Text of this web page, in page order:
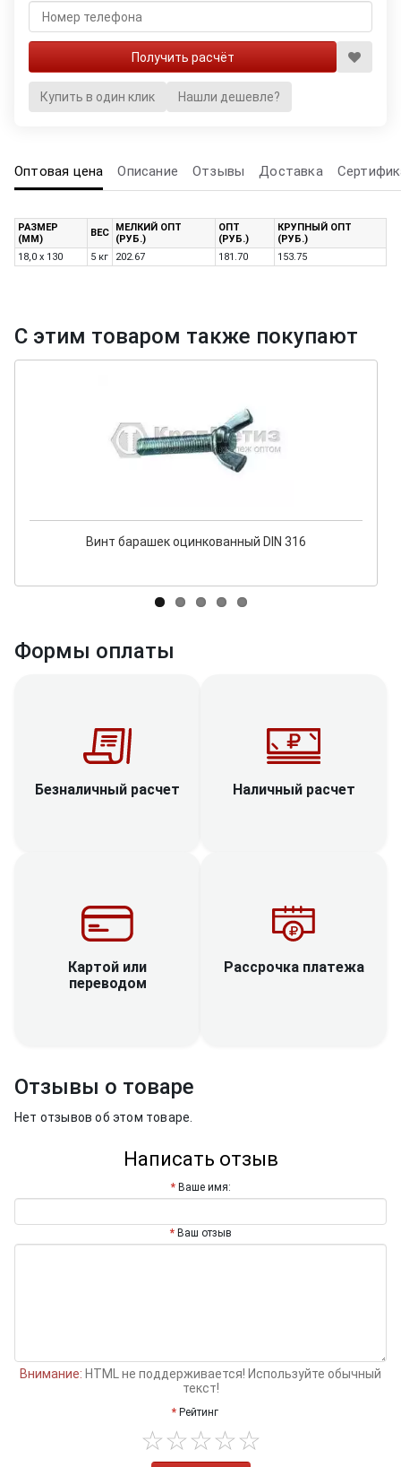
Купить в один клик Нашли дешевле?
Оптовая цена Описание Отзывы Доставка
РАЗМЕР
(ММ)
ВЕС
МЕЛКИЙ ОПТ
(РУБ.)
ОПТ
(РУБ.)
КРУПНЫЙ ОПТ
(РУБ.)
18,0 х 130
5 кг 202.67 181.70 153.75
С этим товаром также покупают
Винт барашек оцинкованный DIN 316
Формы оплаты
Безналичный расчет Наличный расчет
Картой или
переводом
Рассрочка платежа
Отзывы о товаре
Нет отзывов об этом товаре.
Написать отзыв
Ваше имя:
Ваш отзыв
Внимание: HTML не поддерживается! Используйте обычный
текст!
Рейтинг